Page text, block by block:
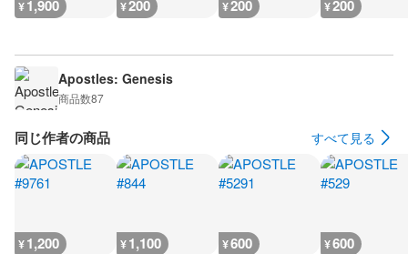
¥1,900 ¥200 ¥200 ¥200
Apostles: Genesis
商品数87
同じ作者の商品 すべて見る
¥1,200 ¥1,100 ¥600 ¥600